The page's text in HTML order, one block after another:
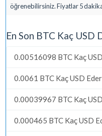
öğrenebilirsiniz. Fiyatlar 5
En Son BTC Kaç
0.00516098 BTC Kaç
0.0061 BTC Kaç USD Eder
0.00039967 BTC Kaç
0.000465 BTC Kaç USD